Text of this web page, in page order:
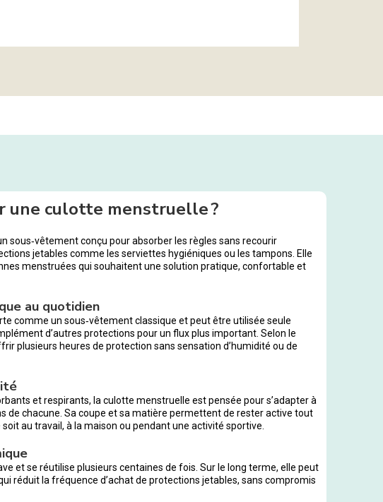
une culotte menstruelle ?
sous‑vêtement conçu pour absorber les règles sans recourir
jetables comme les serviettes hygiéniques ou les tampons. Elle
menstruées qui souhaitent une solution pratique, confortable et
au quotidien
comme un sous‑vêtement classique et peut être utilisée seule
d’autres protections pour un flux plus important. Selon le
plusieurs heures de protection sans sensation d’humidité ou de
et respirants, la culotte menstruelle est pensée pour s’adapter à
de chacune. Sa coupe et sa matière permettent de rester active tout
soit au travail, à la maison ou pendant une activité sportive.
et se réutilise plusieurs centaines de fois. Sur le long terme, elle peut
réduit la fréquence d’achat de protections jetables, sans compromis